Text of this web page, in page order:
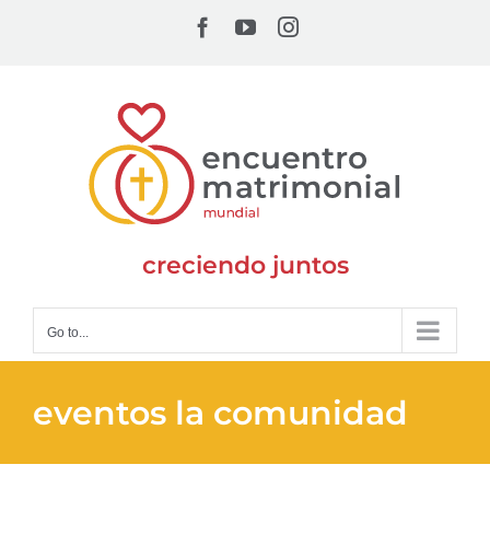
Facebook
YouTubeInstagram
creciendo juntos
Go to...
eventos la comunidad